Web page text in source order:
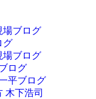
場ブログ
グ
場ブログ
ログ
平ブログ
木下浩司